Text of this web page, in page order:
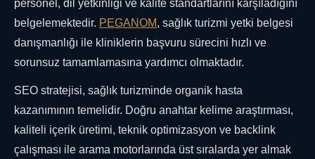
personel, dil yetkinliği ve kalite standartlarını karşıladığını
belgelemektedir. PEGANOM, sağlık turizmi yetki belgesi
danışmanlığı ile kliniklerin başvuru sürecini hızlı ve
sorunsuz tamamlamasına yardımcı olmaktadır.
SEO stratejisi, sağlık turizminde organik hasta
kazanımının temelidir. Doğru anahtar kelime araştırması,
kaliteli içerik üretimi, teknik optimizasyon ve backlink
çalışması ile arama motorlarında üst sıralarda yer almak